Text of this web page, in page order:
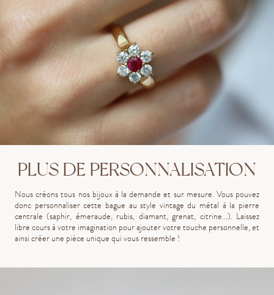
PLUS DE PERSONNALISATION
Nous créons tous nos bijoux à la demande et sur mesure. Vous pouvez
donc personnaliser cette bague au style vintage du métal à la pierre
centrale (saphir, émeraude, rubis, diamant, grenat, citrine...). Laissez
libre cours à votre imagination pour ajouter votre touche personnelle, et
ainsi créer une pièce unique qui vous ressemble !